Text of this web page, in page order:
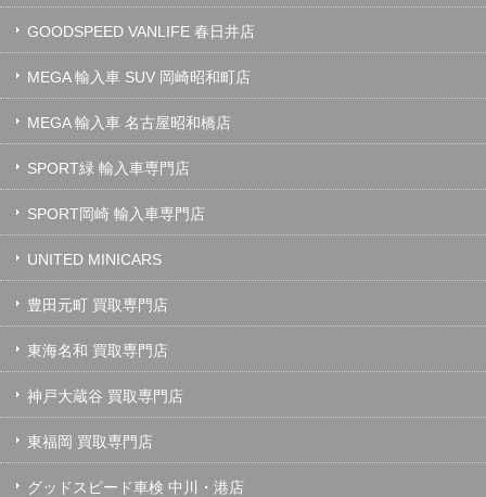
GOODSPEED VANLIFE 春日井店
MEGA 輸入車 SUV 岡崎昭和町店
MEGA 輸入車 名古屋昭和橋店
SPORT緑 輸入車専門店
SPORT岡崎 輸入車専門店
UNITED MINICARS
豊田元町 買取専門店
東海名和 買取専門店
神戸大蔵谷 買取専門店
東福岡 買取専門店
グッドスピード車検 中川・港店